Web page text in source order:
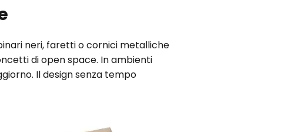
neri, faretti o cornici metalliche
di open space. In ambienti
Il design senza tempo